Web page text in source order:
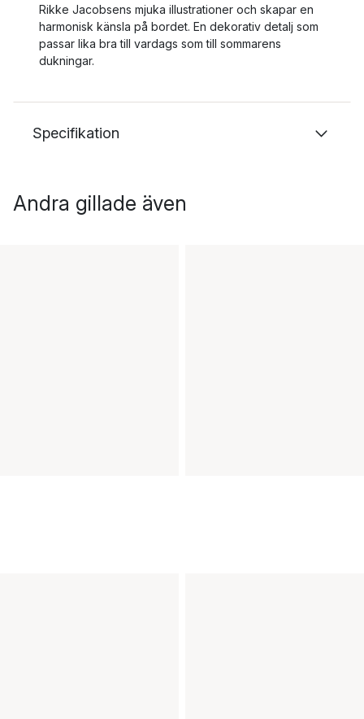
Rikke Jacobsens mjuka illustrationer och skapar en
harmonisk känsla på bordet. En dekorativ detalj som
passar lika bra till vardags som till sommarens
dukningar.
Specifikation
Andra gillade även